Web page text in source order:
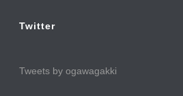
Twitter
Tweets by ogawagakki